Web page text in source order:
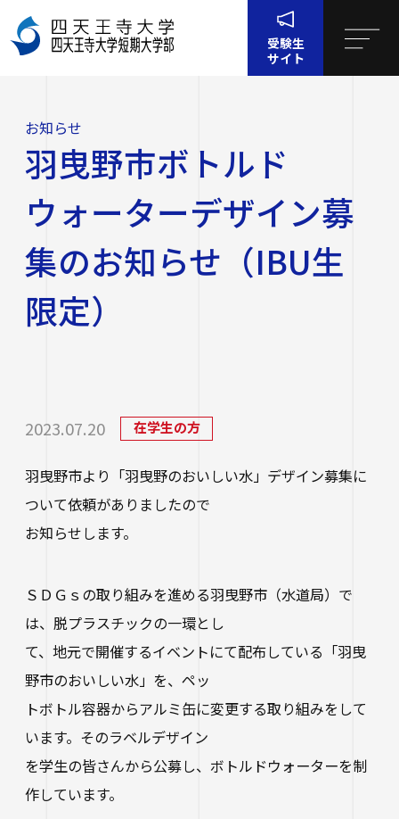
受験生
サイト
四天王寺大学について
四天王寺大学について
四天王寺大学の概要
学長挨拶
大学学章・ロゴ・学歌・応援歌
情報公開
学校法人四天王寺学園 中長期計画
大学へのご寄付について
キャンパス・施設紹介
大学・大学院・短大
文学部
経営学部
看護学部
人文社会学部（2023年度以前入学生）
社会学部人間福祉学科（2026年度以前入学
生）
経営学部（2026年度以前入学生）
大学院
学生生活
学生生活
学費
学生支援
クラブ・サークル紹介
学生サポートフロア
障害学生支援
保健センター
就職・キャリア支援
キャリアセンター
教職教育推進センター
講座案内・行事予定
あべのハルカスサテライトキャンパス
キャリア教育
卒業生紹介
進路状況
研究・社会連携
学び
図書館
高等教育推進センター
仏教文化研究所
外部研究費（科研費等）
国際交流
グローバル教育センター（ランゲージプラザi
留学体験VOICE
海外渡航プログラム
キャンパスで国際交流
留学希望者向け情報
関連サイト
学校法人四天王寺学園
四天王寺高等学校／中学校
四天王寺東高等学校／中学校
四天王寺小学校
四天王寺大学後援会
受験生の方
保護者の方
卒業生の方
企業・一般の方
ご寄付をお考えの方へ
教職員サイト
お知らせ
羽曳野市ボトルド
ウォーターデザイン募
集のお知らせ（IBU生
限定）
2023.07.20 在学生の方
羽曳野市より「羽曳野のおいしい水」デザイン募集に
ついて依頼がありましたので
お知らせします。
ＳＤＧｓの取り組みを進める羽曳野市（水道局）で
は、脱プラスチックの一環とし
て、地元で開催するイベントにて配布している「羽曳
野市のおいしい水」を、ペッ
トボトル容器からアルミ缶に変更する取り組みをして
います。そのラベルデザイン
を学生の皆さんから公募し、ボトルドウォーターを制
作しています。